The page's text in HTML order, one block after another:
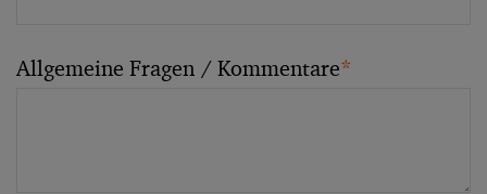
Allgemeine Fragen / Kommentare*